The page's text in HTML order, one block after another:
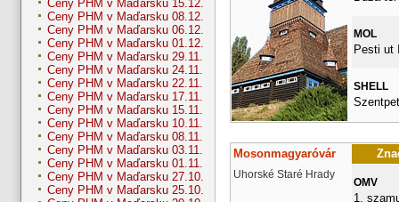
Ceny PHM v Maďarsku 15.12.
Ceny PHM v Maďarsku 08.12.
Ceny PHM v Maďarsku 06.12.
Ceny PHM v Maďarsku 01.12.
Ceny PHM v Maďarsku 29.11.
Ceny PHM v Maďarsku 24.11.
Ceny PHM v Maďarsku 22.11.
Ceny PHM v Maďarsku 17.11.
Ceny PHM v Maďarsku 15.11.
Ceny PHM v Maďarsku 10.11.
Ceny PHM v Maďarsku 08.11.
Ceny PHM v Maďarsku 03.11.
Ceny PHM v Maďarsku 01.11.
Ceny PHM v Maďarsku 27.10.
Ceny PHM v Maďarsku 25.10.
MOL
Pesti ut
SHELL
Mosonmagyaróvár
Uhorské Staré Hrady
OMV
1.